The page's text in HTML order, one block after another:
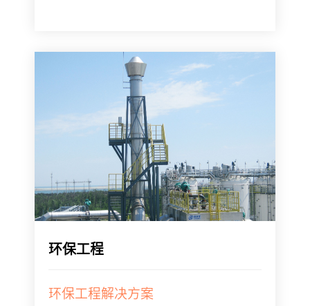
环保工程
环保工程解决方案